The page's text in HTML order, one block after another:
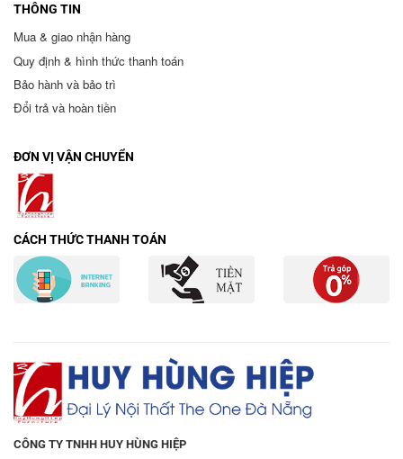
THÔNG TIN
Mua & giao nhận hàng
Quy định & hình thức thanh toán
Bảo hành và bảo trì
Đổi trả và hoàn tiền
ĐƠN VỊ VẬN CHUYỂN
CÁCH THỨC THANH TOÁN
CÔNG TY TNHH HUY HÙNG HIỆP